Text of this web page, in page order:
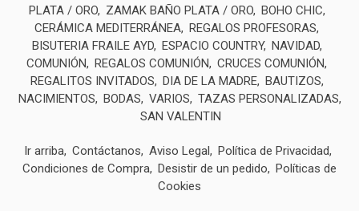
PLATA / ORO
ZAMAK BAÑO PLATA / ORO BOHO CHIC
CERÁMICA MEDITERRÁNEA REGALOS PROFESORAS
BISUTERIA FRAILE AYD ESPACIO COUNTRY NAVIDAD
COMUNIÓN
REGALOS COMUNIÓN
CRUCES COMUNIÓN
REGALITOS INVITADOS
DIA DE LA MADRE BAUTIZOS
NACIMIENTOS
BODAS VARIOS
TAZAS PERSONALIZADAS
SAN VALENTIN
Ir arriba Contáctanos Aviso Legal
Política de Privacidad
Condiciones de Compra Desistir de un pedido
Políticas de
Cookies